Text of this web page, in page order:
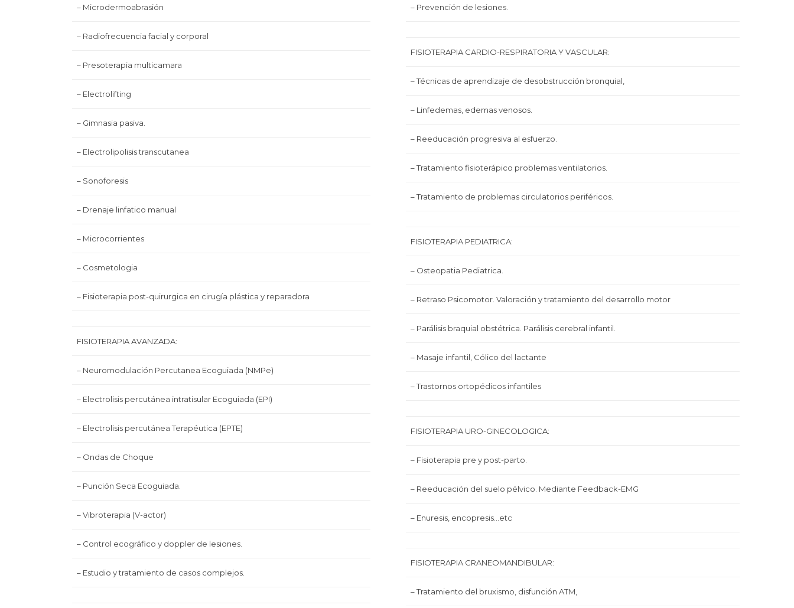
– Microdermoabrasión
– Radiofrecuencia facial y corporal
– Presoterapia multicamara
– Electrolifting
– Gimnasia pasiva.
– Electrolipolisis transcutanea
– Sonoforesis
– Drenaje linfatico manual
– Microcorrientes
– Cosmetologia
– Fisioterapia post-quirurgica en cirugía plástica y reparadora
FISIOTERAPIA AVANZADA:
– Neuromodulación Percutanea Ecoguiada (NMPe)
– Electrolisis percutánea intratisular Ecoguiada (EPI)
– Electrolisis percutánea Terapéutica (EPTE)
– Ondas de Choque
– Punción Seca Ecoguiada.
– Vibroterapia (V-actor)
– Control ecográfico y doppler de lesiones.
– Estudio y tratamiento de casos complejos.
– Prevención de lesiones.
FISIOTERAPIA CARDIO-RESPIRATORIA Y VASCULAR:
– Técnicas de aprendizaje de desobstrucción bronquial,
– Linfedemas, edemas venosos.
– Reeducación progresiva al esfuerzo.
– Tratamiento fisioterápico problemas ventilatorios.
– Tratamiento de problemas circulatorios periféricos.
FISIOTERAPIA PEDIATRICA:
– Osteopatia Pediatrica.
– Retraso Psicomotor. Valoración y tratamiento del desarrollo motor
– Parálisis braquial obstétrica. Parálisis cerebral infantil.
– Masaje infantil, Cólico del lactante
– Trastornos ortopédicos infantiles
FISIOTERAPIA URO-GINECOLOGICA:
– Fisioterapia pre y post-parto.
– Reeducación del suelo pélvico. Mediante Feedback-EMG
– Enuresis, encopresis…etc
FISIOTERAPIA CRANEOMANDIBULAR:
– Tratamiento del bruxismo, disfunción ATM,